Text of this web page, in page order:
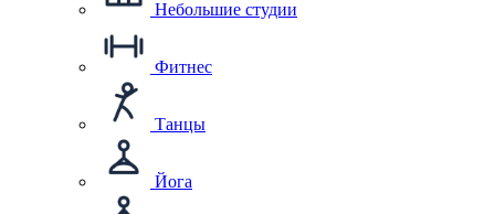
Небольшие студии
Фитнес
Танцы
Йога